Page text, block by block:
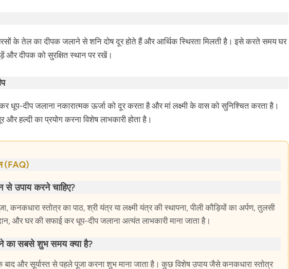
के तेल का दीपक जलाने से शनि दोष दूर होते हैं और आर्थिक स्थिरता मिलती है। इसे करते समय घर
दीपक को सुरक्षित स्थान पर रखें।
धूप-दीप जलाना नकारात्मक ऊर्जा को दूर करता है और मां लक्ष्मी के वास को सुनिश्चित करता है।
हल्दी का प्रयोग करना विशेष लाभकारी होता है।
(FAQ)
से उपाय करने चाहिए?
कनकधारा स्तोत्र का पाठ, श्री यंत्र या लक्ष्मी यंत्र की स्थापना, पीली कौड़ियों का अर्पण, तुलसी
और घर की सफाई कर धूप-दीप जलाना अत्यंत लाभकारी माना जाता है।
का सबसे शुभ समय क्या है?
बाद और सूर्यास्त से पहले पूजा करना शुभ माना जाता है। कुछ विशेष उपाय जैसे कनकधारा स्तोत्र